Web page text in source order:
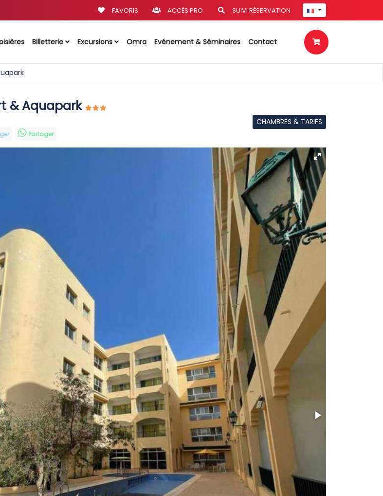
FAVORIS ACCÈS PRO SUIVI RÉSERVATION
Billetterie Excursions Omra Evénement & Séminaires Contact
& Aquapark
Partager
CHAMBRES & TARIFS